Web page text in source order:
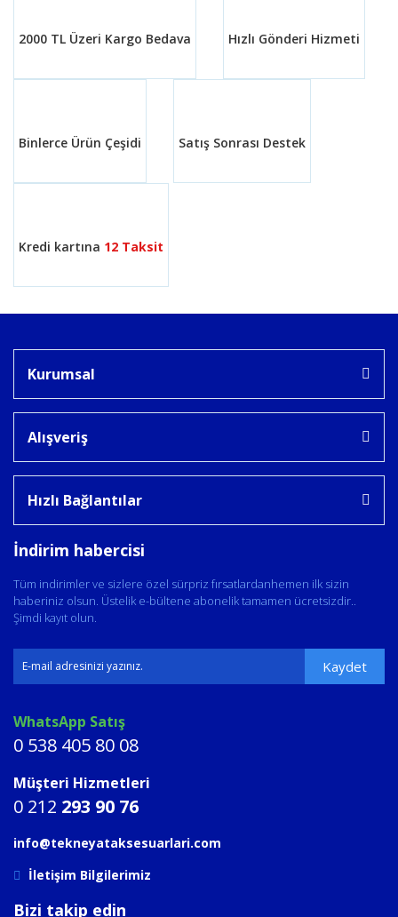
2000 TL Üzeri Kargo Bedava Hızlı Gönderi Hizmeti
Binlerce Ürün Çeşidi Satış Sonrası Destek
Kredi kartına 12 Taksit
Kurumsal
Alışveriş
Hızlı Bağlantılar
İndirim habercisi
Tüm indirimler ve sizlere özel sürpriz fırsatlardanhemen ilk sizin
haberiniz olsun. Üstelik e-bültene abonelik tamamen ücretsizdir..
Şimdi kayıt olun.
Kaydet
WhatsApp Satış
0 538 405 80 08
Müşteri Hizmetleri
0 212 293 90 76
info@tekneyataksesuarlari.com
İletişim Bilgilerimiz
Bizi takip edin